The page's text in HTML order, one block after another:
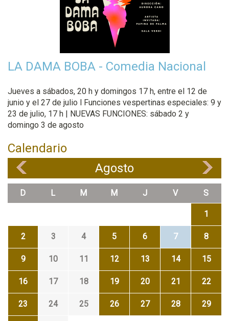
LA DAMA BOBA - Comedia Nacional
Jueves a sábados, 20 h y domingos 17 h, entre el 12 de
junio y el 27 de julio l Funciones vespertinas especiales: 9 y
23 de julio, 17 h | NUEVAS FUNCIONES: sábado 2 y
domingo 3 de agosto
Calendario
Agosto
D L M M J V S
1
2 3 4 5 6 7 8
9 10 11 12 13 14 15
16 17 18 19 20 21 22
23 24 25 26 27 28 29